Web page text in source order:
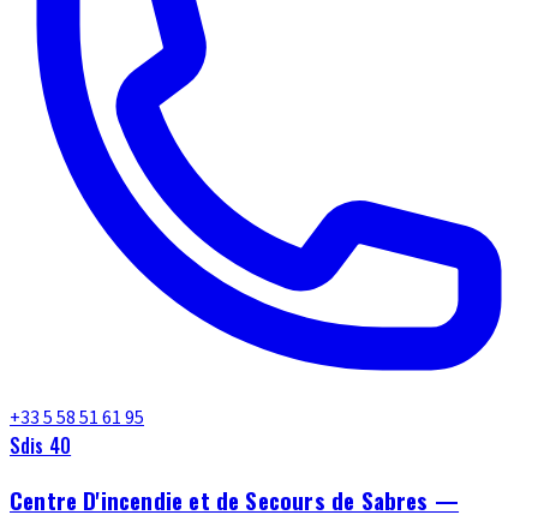
+33 5 58 51 61 95
Sdis 40
Centre D'incendie et de Secours de Sabres —